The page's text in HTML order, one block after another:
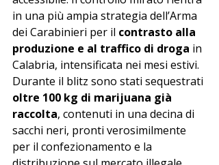
in una più ampia strategia dell’Arma
dei Carabinieri per il contrasto alla
produzione e al traffico di droga in
Calabria, intensificata nei mesi estivi.
Durante il blitz sono stati sequestrati
oltre 100 kg di marijuana già
raccolta, contenuti in una decina di
sacchi neri, pronti verosimilmente
per il confezionamento e la